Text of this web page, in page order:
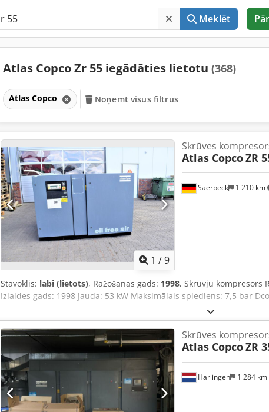
Meklēt
Atlas Copco Zr 55 iegādāties lietotu (368)
Atlas Copco Noņemt visus filtrus
1 /9
Saerbeck 1 210 km
Skrūves
Atlas CopcoZR
Stāvoklis: labi (lietots), Ražošanas gads: 1998, Skrūvju kompresors
Izlaides gads: 1998 Jauda: 53 kW Maksimālais spiediens: 7,5 bar
Harlingen 1 284 km
Skrūves
Atlas CopcoZR